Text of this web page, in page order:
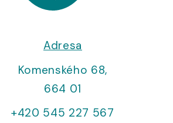
Adresa
Komenského 68,
664 01
+420 545 227 567